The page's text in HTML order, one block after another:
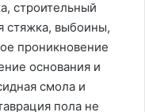
строительный
стяжка, выбоины,
проникновение
основания и
смола и
пола не